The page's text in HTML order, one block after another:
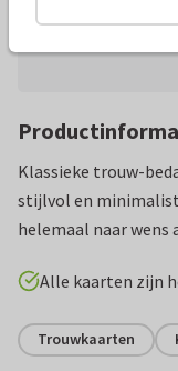
Klassieke trouw-
stijlvol en
helemaal naar wens
Alle kaarten zijn
Trouwkaarten